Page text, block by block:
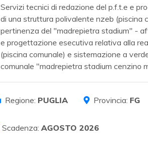
Servizi tecnici di redazione del p.f.t.e e
di una struttura polivalente nzeb (piscina
pertinenza del "madrepietra stadium" -
e progettazione esecutiva relativa alla
(piscina comunale) e sistemazione a
comunale "madrepietra stadium cenzino
Regione: PUGLIA Provincia: FG
Scadenza: AGOSTO 2026